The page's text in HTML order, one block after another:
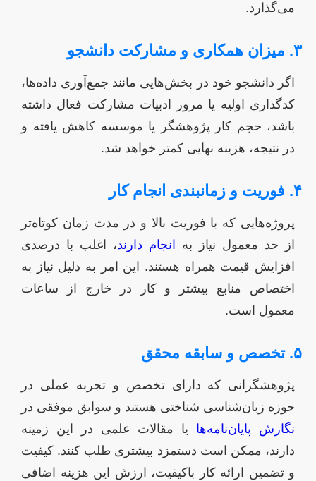
می‌گذارد.
۳. میزان همکاری و مشارکت دانشجو
اگر دانشجو خود در بخش‌هایی مانند جمع‌آوری داده‌ها،
کدگذاری اولیه یا مرور ادبیات مشارکت فعال داشته
باشد، حجم کار پژوهشگر یا موسسه کاهش یافته و
در نتیجه، هزینه نهایی کمتر خواهد شد.
۴. فوریت و زمانبندی انجام کار
پروژه‌هایی که با فوریت بالا و در مدت زمان کوتاه‌تر
از حد معمول نیاز به
انجام دارند، اغلب با درصدی
افزایش قیمت همراه هستند. این امر به دلیل نیاز به
اختصاص منابع بیشتر و کار در خارج از ساعات
معمول است.
۵. تخصص و سابقه محقق
پژوهشگرانی که دارای تخصص و تجربه عملی در
حوزه زبان‌شناسی شناختی هستند و سوابق موفقی در
نگارش پایان‌نامه‌ها یا مقالات علمی در این زمینه
دارند، ممکن است دستمزد بیشتری طلب کنند. کیفیت
و تضمین ارائه کار باکیفیت، ارزش این هزینه اضافی